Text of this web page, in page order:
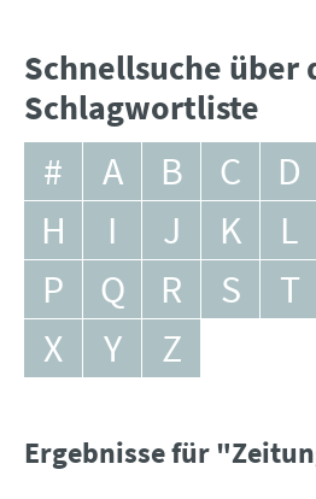
Schnellsuche über
Schlagwortliste
# A B C D
H
I J K L
P
Q R S T
X
Y Z
Ergebnisse für